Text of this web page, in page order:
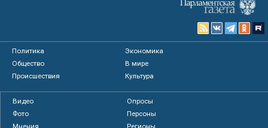
Политика
Экономика
Общество
В мире
Происшествия
Культура
Видео
Опросы
Фото
Персоны
Мнения
Регионы